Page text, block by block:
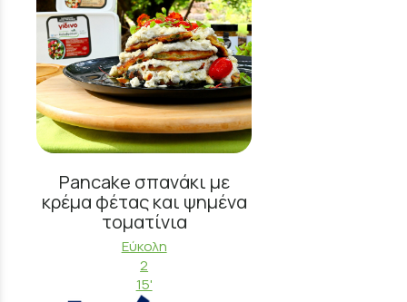
Pancake σπανάκι με
κρέμα φέτας και ψημένα
τοματίνια
Εύκολη
2
15'